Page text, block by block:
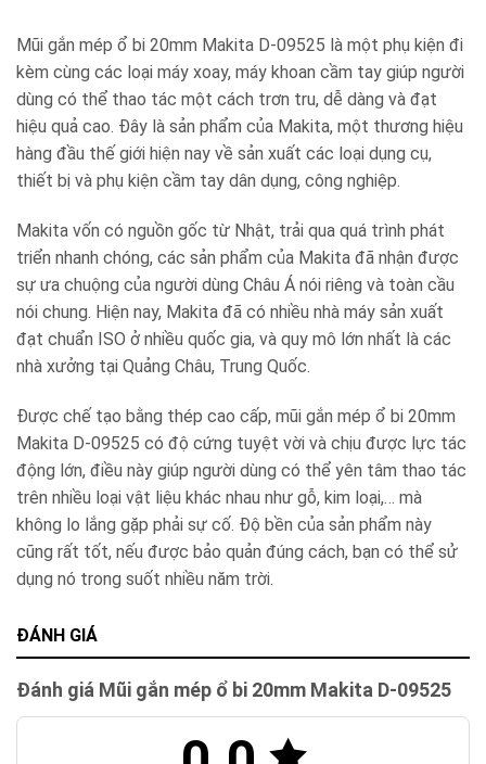
Mũi gắn mép ổ bi 20mm Makita D-09525 là một phụ kiện đi
kèm cùng các loại máy xoay, máy khoan cầm tay giúp người
dùng có thể thao tác một cách trơn tru, dễ dàng và đạt
hiệu quả cao. Đây là sản phẩm của Makita, một thương hiệu
hàng đầu thế giới hiện nay về sản xuất các loại dụng cụ,
thiết bị và phụ kiện cầm tay dân dụng, công nghiệp.
Makita vốn có nguồn gốc từ Nhật, trải qua quá trình phát
triển nhanh chóng, các sản phẩm của Makita đã nhận được
sự ưa chuộng của người dùng Châu Á nói riêng và toàn cầu
nói chung. Hiện nay, Makita đã có nhiều nhà máy sản xuất
đạt chuẩn ISO ở nhiều quốc gia, và quy mô lớn nhất là các
nhà xưởng tại Quảng Châu, Trung Quốc.
Được chế tạo bằng thép cao cấp, mũi gắn mép ổ bi 20mm
Makita D-09525 có độ cứng tuyệt vời và chịu được lực tác
động lớn, điều này giúp người dùng có thể yên tâm thao tác
trên nhiều loại vật liệu khác nhau như gỗ, kim loại,… mà
không lo lắng gặp phải sự cố. Độ bền của sản phẩm này
cũng rất tốt, nếu được bảo quản đúng cách, bạn có thể sử
dụng nó trong suốt nhiều năm trời.
ĐÁNH GIÁ
Đánh giá Mũi gắn mép ổ bi 20mm Makita D-09525